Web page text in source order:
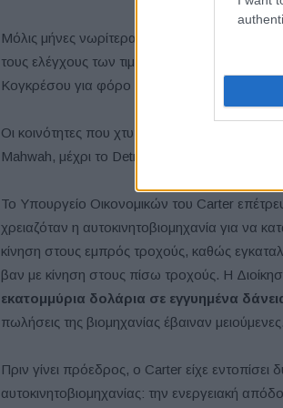
Μόλις μήνες νωρίτερα, τον Απρίλιο του 1979,
τους ελέγχους των τιμών στην εγχώρια
Κογκρέσου για φόρο σε τυχόν απροσδόκητα
Οι κοινότητες που χτυπήθηκαν από το
Mahwah, μέχρι το Detroit, έλαβαν
Το Υπουργείο Οικονομικών του Carter
χρειαζόταν η αυτοκινητοβιομηχανία για να
κίνηση στους εμπρός τροχούς, καθώς
βαν με κίνηση στους πίσω τροχούς. Η
εκατομμύρια δολάρια σε εγγυημένα
πωλήσεις της βιομηχανίας έβαιναν μειούμενες.
Πριν γίνει πρόεδρος, ο Carter είχε εντοπίσει
αυτοκινητοβιομηχανίας: την ενεργειακή